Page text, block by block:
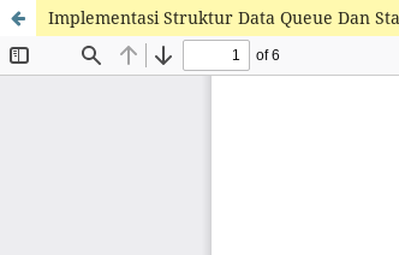
Implementasi Struktur Data Queue Dan